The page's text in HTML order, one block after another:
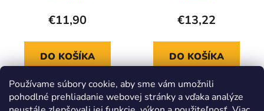
Používame súbory cookie, aby sme vám umožnili
pohodlné prehliadanie webovej stránky a vďaka analýze
€11,90
DO KOŠÍKA
€13,22
DO KOŠÍKA
POSLEDNÉ KUSY